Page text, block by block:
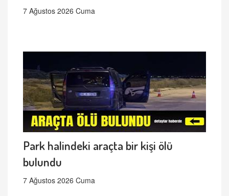
7 Ağustos 2026 Cuma
Park halindeki araçta bir kişi ölü
bulundu
7 Ağustos 2026 Cuma